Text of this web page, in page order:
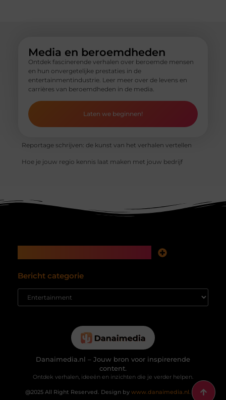
Media en beroemdheden
Ontdek fascinerende verhalen over beroemde mensen
en hun onvergetelijke prestaties in de
entertainmentindustrie. Leer meer over de levens en
carrières van beroemdheden in de media.
Laten we beginnen!
Reportage schrijven: de kunst van het verhalen vertellen
Hoe je jouw regio kennis laat maken met jouw bedrijf
Bericht categorie
Danaimedia.nl – Jouw bron voor inspirerende
content.
Ontdek verhalen, ideeën en inzichten die je verder helpen.
@2025 All Right Reserved. Design bywww.danaimedia.nl.